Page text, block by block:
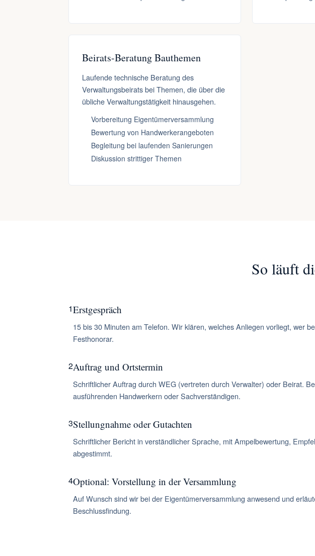
Beirats-Beratung Bauthemen
Laufende technische Beratung des
Verwaltungsbeirats bei Themen, die über die
übliche Verwaltungstätigkeit hinausgehen.
Vorbereitung Eigentümerversammlung
Bewertung von Handwerkerangeboten
Begleitung bei laufenden Sanierungen
Diskussion strittiger Themen
So läuft
1Erstgespräch
15 bis 30 Minuten am Telefon. Wir klären, welches Anliegen vorliegt, wer
Festhonorar.
2Auftrag und Ortstermin
Schriftlicher Auftrag durch WEG (vertreten durch Verwalter) oder Beirat.
ausführenden Handwerkern oder Sachverständigen.
3Stellungnahme oder Gutachten
Schriftlicher Bericht in verständlicher Sprache, mit Ampelbewertung,
abgestimmt.
4Optional: Vorstellung in der Versammlung
Auf Wunsch sind wir bei der Eigentümerversammlung anwesend und
Beschlussfindung.